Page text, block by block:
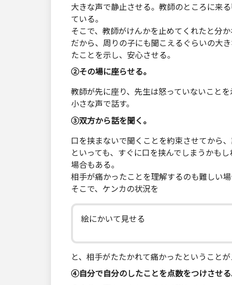
大きな声で静止させる。教師のところに来
ている。
そこで、教師がけんかを止めてくれたと分
だから、周りの子にも聞こえるぐらいの大
たことを示し、安心させる。
②その場に座らせる。
教師が先に座り、先生は怒っていないこと
小さな声で話す。
③双方から話を聞く。
口を挟まないで聞くことを約束させてから、
といっても、すぐに口を挟んでしまうかも
場合もある。
相手が痛かったことを理解するのも難しい場
そこで、ケンカの状況を
絵にかいて見せる
と、相手がたたかれて痛かったということ
④自分で自分のしたことを点数をつけさせる